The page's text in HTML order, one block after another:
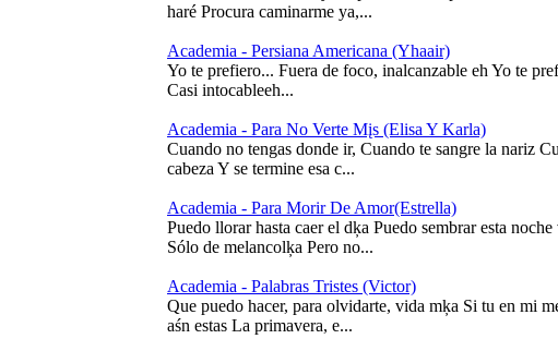
haré Procura caminarme ya,...
Academia - Persiana Americana (Yhaair)
Yo te prefiero... Fuera de foco, inalcanzable eh Yo te
Casi intocableeh...
Academia - Para No Verte Mįs (Elisa Y Karla)
Cuando no tengas donde ir, Cuando te sangre la nariz
cabeza Y se termine esa c...
Academia - Para Morir De Amor(Estrella)
Puedo llorar hasta caer el dķa Puedo sembrar esta
Sólo de melancolķa Pero no...
Academia - Palabras Tristes (Victor)
Que puedo hacer, para olvidarte, vida mķa Si tu en mi
aśn estas La primavera, e...